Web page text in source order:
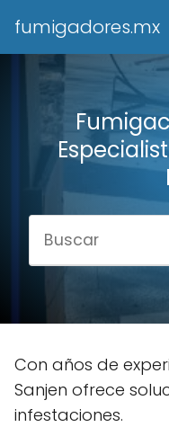
fumigadores.mx
Con años de
Sanjen ofrece
infestaciones.